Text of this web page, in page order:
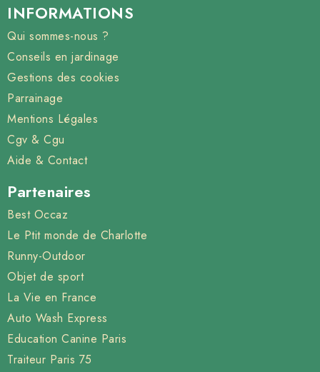
INFORMATIONS
Qui sommes-nous ?
Conseils en jardinage
Gestions des cookies
Parrainage
Mentions Légales
Cgv & Cgu
Aide & Contact
Partenaires
Best Occaz
Le Ptit monde de Charlotte
Runny-Outdoor
Objet de sport
La Vie en France
Auto Wash Express
Education Canine Paris
Traiteur Paris 75